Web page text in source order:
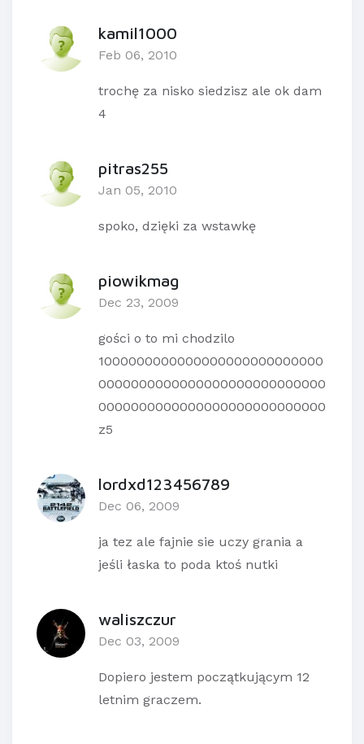
kamil1000
Feb 06, 2010
trochę za nisko siedzisz ale ok dam
4
pitras255
Jan 05, 2010
spoko, dzięki za wstawkę
piowikmag
Dec 23, 2009
gości o to mi chodzilo
1000000000000000000000000000
0000000000000000000000000000
0000000000000000000000000000
z5
lordxd123456789
Dec 06, 2009
ja tez ale fajnie sie uczy grania a
jeśli łaska to poda ktoś nutki
waliszczur
Dec 03, 2009
Dopiero jestem początkującym 12
letnim graczem.